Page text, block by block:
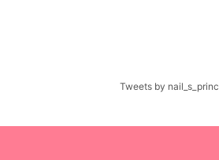
Tweets by